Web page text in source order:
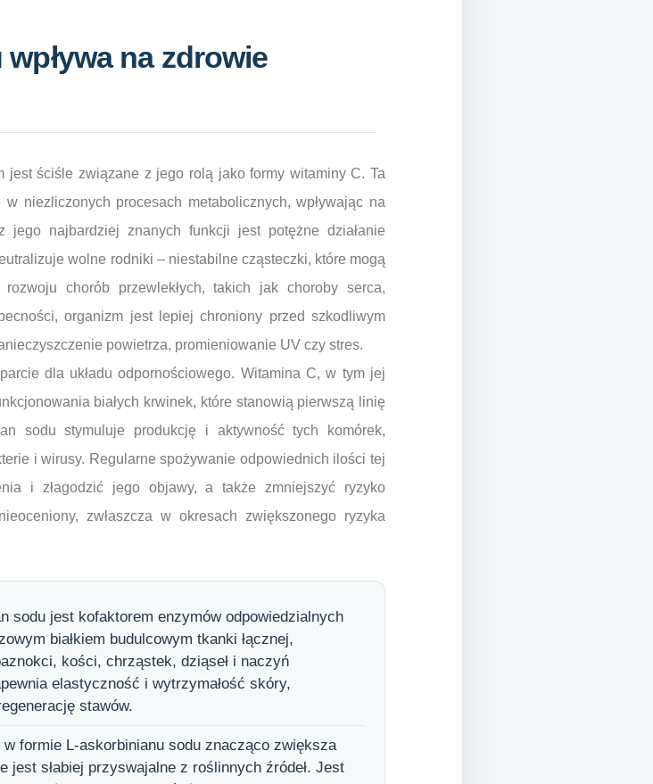
na zdrowie
jest ściśle związane z jego rolą jako formy witaminy C. Ta
niezliczonych procesach metabolicznych, wpływając na
najbardziej znanych funkcji jest potężne działanie
wolne rodniki – niestabilne cząsteczki, które mogą
chorób przewlekłych, takich jak choroby serca,
organizm jest lepiej chroniony przed szkodliwym
powietrza, promieniowanie UV czy stres.
dla układu odpornościowego. Witamina C, w tym jej
białych krwinek, które stanowią pierwszą linię
sodu stymuluje produkcję i aktywność tych komórek,
i wirusy. Regularne spożywanie odpowiednich ilości tej
i złagodzić jego objawy, a także zmniejszyć ryzyko
zwłaszcza w okresach zwiększonego ryzyka
sodu jest kofaktorem enzymów odpowiedzialnych
białkiem budulcowym tkanki łącznej,
kości, chrząstek, dziąseł i naczyń
elastyczność i wytrzymałość skóry,
stawów.
w formie L-askorbinianu sodu znacząco zwiększa
jest słabiej przyswajalne z roślinnych źródeł. Jest